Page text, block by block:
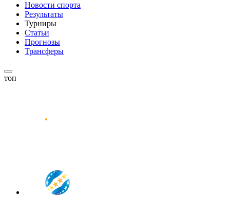
Новости спорта
Результаты
Турниры
Статьи
Прогнозы
Трансферы
топ